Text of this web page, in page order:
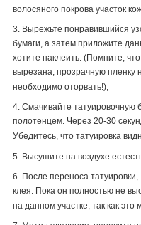
волосяного покрова участок
3. Вырежьте понравившийся
бумаги, а затем приложите
хотите наклеить. (Помните,
вырезана, прозрачную пленку
необходимо оторвать!),
4. Смачивайте татуировочную
полотенцем. Через 20-30
Убедитесь, что татуировка
5. Высушите на воздухе
6. После переноса
клея. Пока он полностью не
на данном участке, так как это